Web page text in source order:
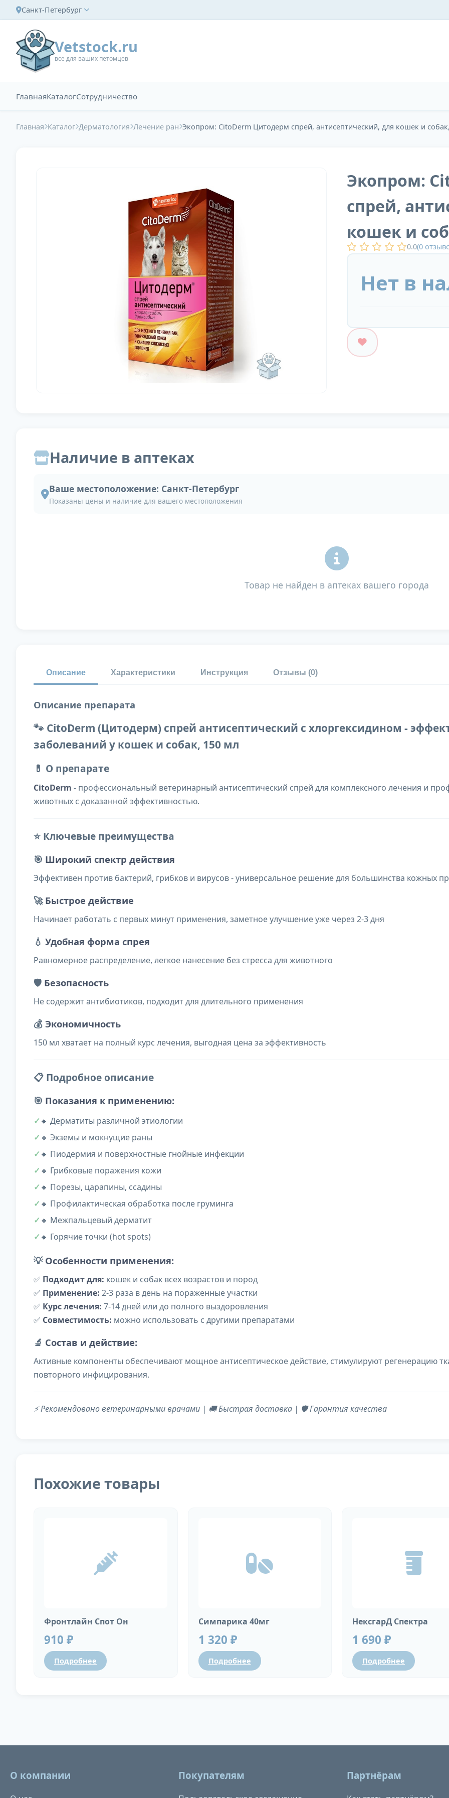
Санкт-Петербург
Vetstock.ru
все для ваших петомцев
ГлавнаяКаталогСотрудничество
Главная Каталог Дерматология Лечение ран Экопром: CitoDerm Цитодерм спрей, антисептический, для кошек и
Экопром:
спрей,
кошек и
0.0(0
Нет в
Наличие в аптеках
Ваше местоположение: Санкт-Петербург
Показаны цены и наличие для вашего местоположения
Товар не найден в аптеках вашего города
Описание Характеристики Инструкция Отзывы (0)
Описание препарата
🐾 CitoDerm (Цитодерм) спрей антисептический с хлоргексидином -
заболеваний у кошек и собак, 150 мл
💊 О препарате
CitoDerm - профессиональный ветеринарный антисептический спрей для комплексного лечения и
животных с доказанной эффективностью.
⭐ Ключевые преимущества
🎯 Широкий спектр действия
Эффективен против бактерий, грибков и вирусов - универсальное решение для большинства кожных
🚀 Быстрое действие
Начинает работать с первых минут применения, заметное улучшение уже через 2-3 дня
💧 Удобная форма спрея
Равномерное распределение, легкое нанесение без стресса для животного
🛡️ Безопасность
Не содержит антибиотиков, подходит для длительного применения
💰 Экономичность
150 мл хватает на полный курс лечения, выгодная цена за эффективность
📋 Подробное описание
🎯 Показания к применению:
🔸 Дерматиты различной этиологии
🔸 Экземы и мокнущие раны
🔸 Пиодермия и поверхностные гнойные инфекции
🔸 Грибковые поражения кожи
🔸 Порезы, царапины, ссадины
🔸 Профилактическая обработка после груминга
🔸 Межпальцевый дерматит
🔸 Горячие точки (hot spots)
💡 Особенности применения:
✅ Подходит для: кошек и собак всех возрастов и пород
✅ Применение: 2-3 раза в день на пораженные участки
✅ Курс лечения: 7-14 дней или до полного выздоровления
✅ Совместимость: можно использовать с другими препаратами
🔬 Состав и действие:
Активные компоненты обеспечивают мощное антисептическое действие, стимулируют регенерацию
повторного инфицирования.
⚡ Рекомендовано ветеринарными врачами | 🚚 Быстрая доставка | 🛡️ Гарантия качества
Похожие товары
Фронтлайн Спот Он
910 ₽
Подробнее
Симпарика 40мг
1 320 ₽
Подробнее
НексгарД Спектра
1 690 ₽
Подробнее
О компании Покупателям Партнёрам